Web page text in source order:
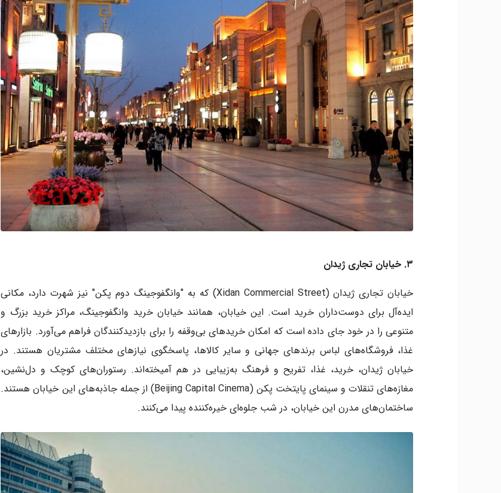
۳. خیابان تجاری ژیدان
خیابان تجاری ژیدان (Xidan Commercial Street) که به "وانگفوجینگ دوم پکن" نیز شهرت دارد، مکانی
ایده‌آل برای دوست‌داران خرید است. این خیابان، همانند خیابان خرید وانگفوجینگ، مراکز خرید بزرگ و
متنوعی را در خود جای داده است که امکان خریدهای بی‌وقفه را برای بازدیدکنندگان فراهم می‌آورد. بازارهای
غذا، فروشگاه‌های لباس برندهای جهانی و سایر کالاها، پاسخگوی نیازهای مختلف مشتریان هستند. در
خیابان ژیدان، خرید، غذا، تفریح و فرهنگ به‌زیبایی در هم آمیخته‌اند. رستوران‌های کوچک و دل‌نشین،
مغازه‌های تنقلات و سینمای پایتخت پکن (Beijing Capital Cinema) از جمله جاذبه‌های این خیابان هستند.
ساختمان‌های مدرن این خیابان، در شب جلوه‌ای خیره‌کننده پیدا می‌کنند.